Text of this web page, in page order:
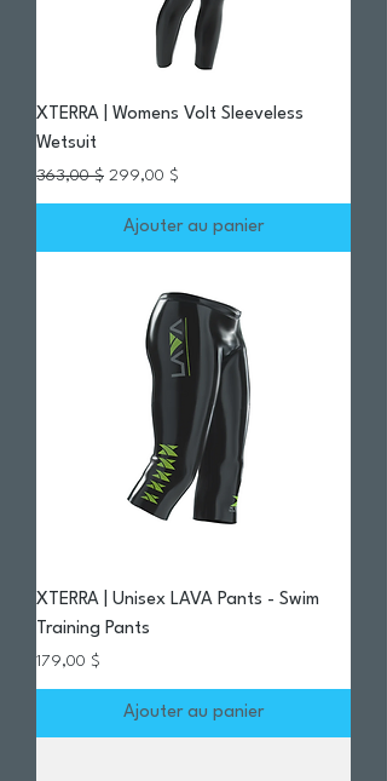
XTERRA | Womens Volt Sleeveless
Wetsuit
Prix original
363,00 $ Prix promotionnel
299,00 $
Ajouter au panier
XTERRA | Unisex LAVA Pants - Swim
Training Pants
Prix
179,00 $
Ajouter au panier